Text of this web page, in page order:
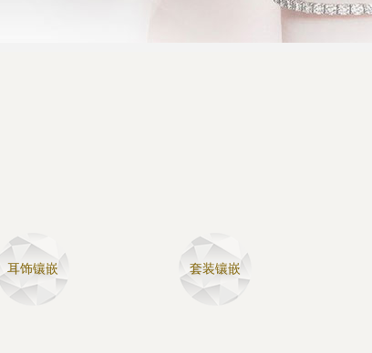
耳饰镶嵌 套装镶嵌